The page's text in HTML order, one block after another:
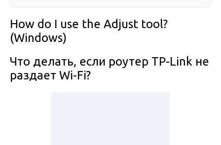
How do I use the Adjust tool?
(Windows)
Что делать, если роутер TP-Link не
раздает Wi-Fi?